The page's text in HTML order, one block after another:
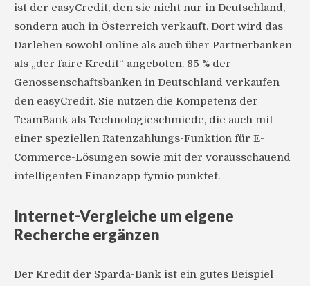
ist der easyCredit, den sie nicht nur in Deutschland,
sondern auch in Österreich verkauft. Dort wird das
Darlehen sowohl online als auch über Partnerbanken
als „der faire Kredit“ angeboten. 85 % der
Genossenschaftsbanken in Deutschland verkaufen
den easyCredit. Sie nutzen die Kompetenz der
TeamBank als Technologieschmiede, die auch mit
einer speziellen Ratenzahlungs-Funktion für E-
Commerce-Lösungen sowie mit der vorausschauend
intelligenten Finanzapp fymio punktet.
Internet-Vergleiche um eigene
Recherche ergänzen
Der Kredit der Sparda-Bank ist ein gutes Beispiel